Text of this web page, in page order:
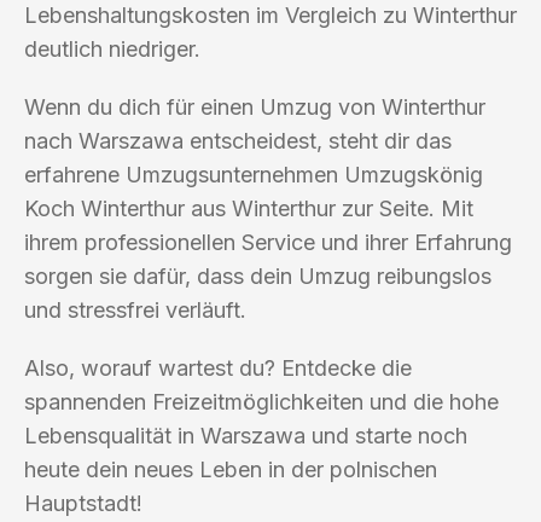
Lebenshaltungskosten im Vergleich zu Winterthur
deutlich niedriger.
Wenn du dich für einen Umzug von Winterthur
nach Warszawa entscheidest, steht dir das
erfahrene Umzugsunternehmen Umzugskönig
Koch Winterthur aus Winterthur zur Seite. Mit
ihrem professionellen Service und ihrer Erfahrung
sorgen sie dafür, dass dein Umzug reibungslos
und stressfrei verläuft.
Also, worauf wartest du? Entdecke die
spannenden Freizeitmöglichkeiten und die hohe
Lebensqualität in Warszawa und starte noch
heute dein neues Leben in der polnischen
Hauptstadt!